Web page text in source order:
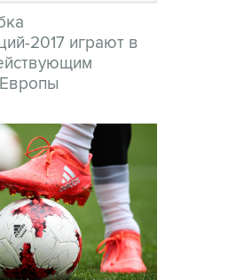
2017 играют в